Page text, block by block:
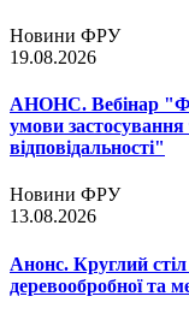
Новини ФРУ
19.08.2026
АНОНС. Вебінар
умови застосування
відповідальності"
Новини ФРУ
13.08.2026
Анонс. Круглий
деревообробної та